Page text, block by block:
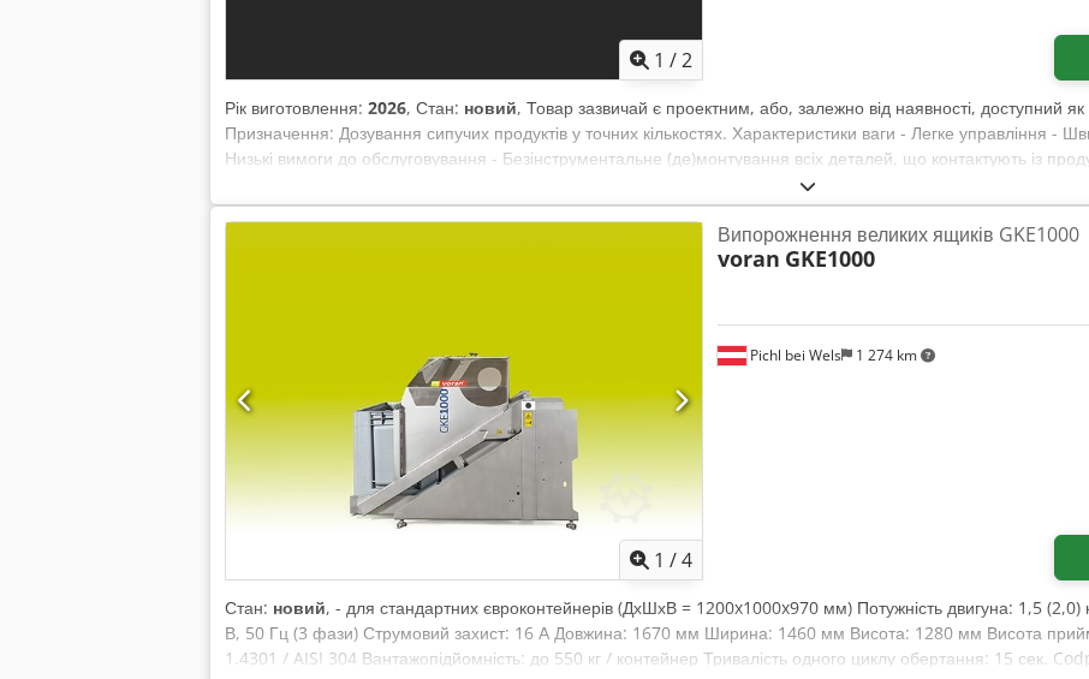
1 /2
Рік виготовлення: 2026, Стан: новий, Товар зазвичай є проектним, або, залежно від наявності, доступний
Призначення: Дозування сипучих продуктів у точних кількостях. Характеристики ваги - Легке управління -
Низькі вимоги до обслуговування - Безінструментальне (де)монтування всіх деталей, що контактують із
обслуговування - Корпус з нержавіючої сталі (1.4301) - Повністю інтегроване керування в корпусі машини -
оптимального потоку продукції - Висока точність завдяки комбінації Технічні дані - Кількість вагових
Діапазон зважування: 10 – 1000 г / 2 500 г Csdpfx Aheq T R Sbeyjha - Точність: ±0,2-1,5 г - Швидкість: 60
керування: 7" сенсорний дисплей - Потужність: 1 кВт / 230В / 50Гц - Розміри (ДxШxВ): 1620 мм x 1100 мм x
1 /4
Pichl bei Wels 1 274 km
Випорожнення великих ящиків GKE1000
voran GKE1000
Стан: новий, - для стандартних євроконтейнерів (ДхШхВ = 1200x1000x970 мм) Потужність двигуна: 1,5 (2,0)
В, 50 Гц (3 фази) Струмовий захист: 16 А Довжина: 1670 мм Ширина: 1460 мм Висота: 1280 мм Висота
1.4301 / AISI 304 Вантажопідйомність: до 550 кг / контейнер Тривалість одного циклу обертання: 15 сек.